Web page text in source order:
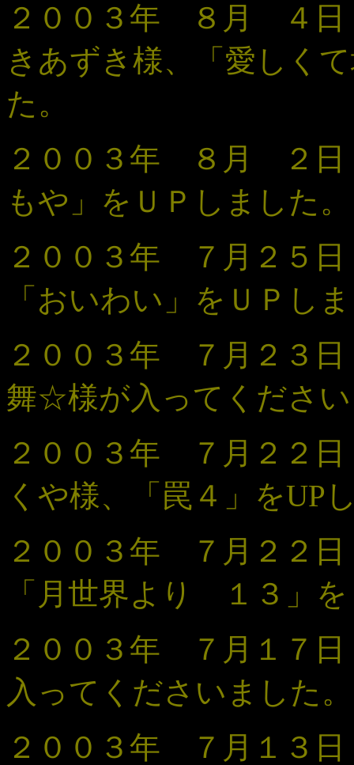
２００３年 ８月 ４
きあずき様、「 愛しく
た。
２００３年 ８月 ２
もや 」 をＵＰしました。
２００３年 ７月２５
「おいわい」 をＵＰし
２００３年 ７月２３
舞☆様が入ってくださ
２００３年 ７月２２
くや様、「罠４」をUP
２００３年 ７月２２
「 月世界より １３ 」
２００３年 ７月１７
入ってくださいました。
２００３年 ７月１３